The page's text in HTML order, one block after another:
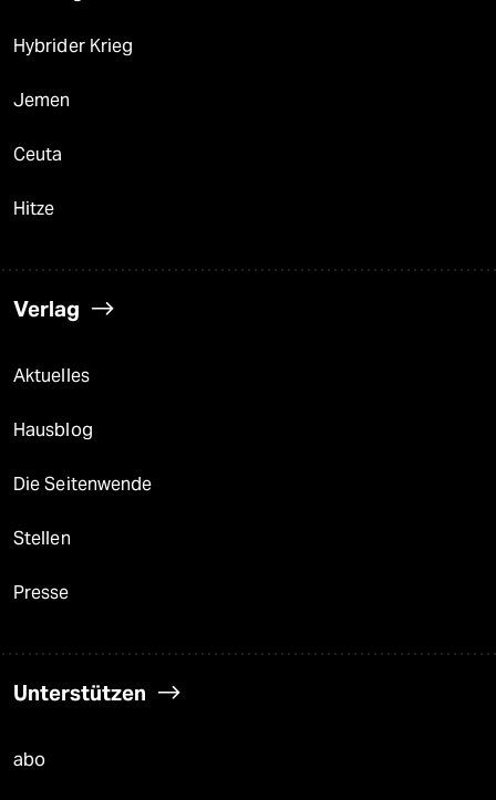
Hybrider Krieg
Jemen
Ceuta
Hitze
Verlag
Aktuelles
Hausblog
Die Seitenwende
Stellen
Presse
Unterstützen
abo